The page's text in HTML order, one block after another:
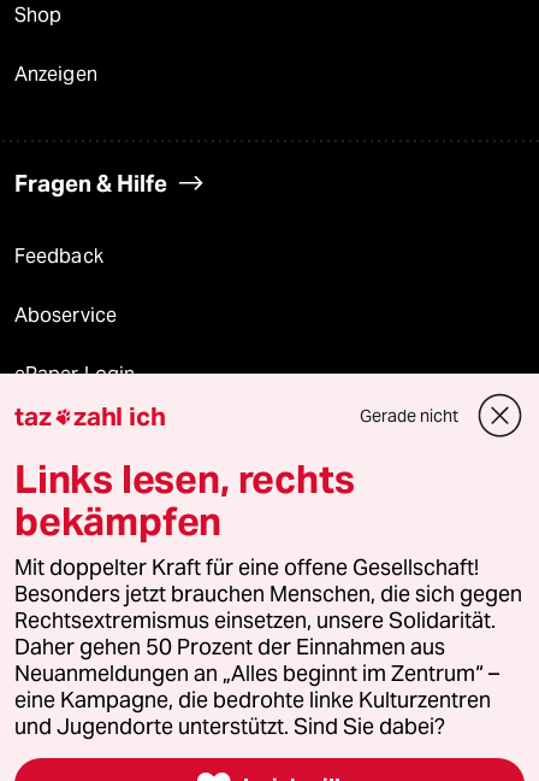
Shop
Anzeigen
Fragen & Hilfe
Feedback
Aboservice
ePaper Login
Downloads für Abonnierende
© 2026 taz Verlags und Vertriebs GmbH
Alle Rechte vorbehalten. Bei rechtlichen Fragen oder für Genehmigungen
wenden Sie sich bitte an lizenzen@taz.de
Feedback Redaktionsstatut Kommune-Richtlinien
Leitlinie Informant Datenschutz Impressum AGB
Seitenwende Einwilligungen widerrufen (Ads)
taz zahl ich Gerade nicht
Links lesen, rechts
bekämpfen
Mit doppelter Kraft für eine offene Gesellschaft!
Besonders jetzt brauchen Menschen, die sich gegen
Rechtsextremismus einsetzen, unsere Solidarität.
Daher gehen 50 Prozent der Einnahmen aus
Neuanmeldungen an „Alles beginnt im Zentrum“ –
eine Kampagne, die bedrohte linke Kulturzentren
und Jugendorte unterstützt. Sind Sie dabei?